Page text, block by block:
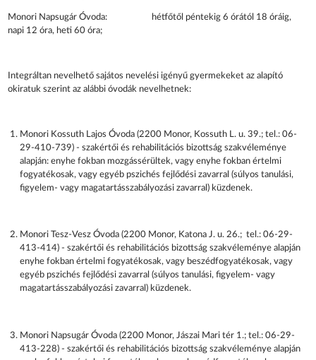
Monori Napsugár Óvoda: hétfőtől péntekig 6 órától 18 óráig,
napi 12 óra, heti 60 óra;
Integráltan nevelhető sajátos nevelési igényű gyermekeket az alapító
okiratuk szerint az alábbi óvodák nevelhetnek:
Monori Kossuth Lajos Óvoda (2200 Monor, Kossuth L. u. 39.; tel.: 06-
29-410-739) - szakértői és rehabilitációs bizottság szakvéleménye
alapján: enyhe fokban mozgássérültek, vagy enyhe fokban értelmi
fogyatékosak, vagy egyéb pszichés fejlődési zavarral (súlyos tanulási,
figyelem- vagy magatartásszabályozási zavarral) küzdenek.
Monori Tesz-Vesz Óvoda (2200 Monor, Katona J. u. 26.; tel.: 06-29-
413-414) - szakértői és rehabilitációs bizottság szakvéleménye alapján
enyhe fokban értelmi fogyatékosak, vagy beszédfogyatékosak, vagy
egyéb pszichés fejlődési zavarral (súlyos tanulási, figyelem- vagy
magatartásszabályozási zavarral) küzdenek.
Monori Napsugár Óvoda (2200 Monor, Jászai Mari tér 1.; tel.: 06-29-
413-228) - szakértői és rehabilitációs bizottság szakvéleménye alapján